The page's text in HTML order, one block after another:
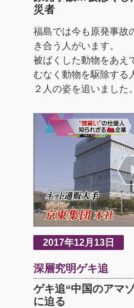
災者
福島では今も原発事故
き合う人がいます。
被ばくした動物をあえ
むなく動物を駆除する
２人の姿を追いました。
2017年12月13日
深層究明ゲキ追
ゲキ追“中国のアマ
に迫る